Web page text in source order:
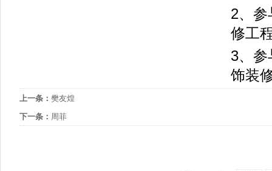
2、参
修工
3、参
饰装
上一条： 樊友煌
下一条： 周菲